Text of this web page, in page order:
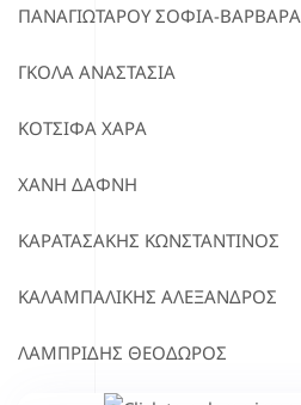
ΠΑΝΑΓΙΩΤΑΡΟΥ ΣΟΦΙΑ-ΒΑΡΒΑΡΑ
ΓΚΟΛΑ ΑΝΑΣΤΑΣΙΑ
ΚΟΤΣΙΦΑ ΧΑΡΑ
ΧΑΝΗ ΔΑΦΝΗ
ΚΑΡΑΤΑΣΑΚΗΣ ΚΩΝΣΤΑΝΤΙΝΟΣ
ΚΑΛΑΜΠΑΛΙΚΗΣ ΑΛΕΞΑΝΔΡΟΣ
ΛΑΜΠΡΙΔΗΣ ΘΕΟΔΩΡΟΣ